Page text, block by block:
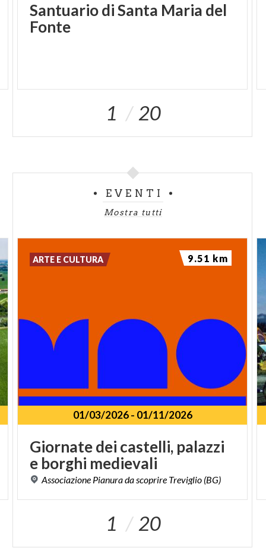
Santuario di Santa Maria del
Fonte
1 20
EVENTI
Mostra tutti
01/03/2026- 01/11/2026
Giornatedei castelli, palazzi
e borghi medievali
Associazione Pianurada scoprire Treviglio (BG)
ARTE E CULTURA 9.51 km
1 20